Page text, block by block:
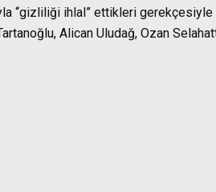
“gizliliği ihlal” ettikleri
Alican Uludağ, Ozan